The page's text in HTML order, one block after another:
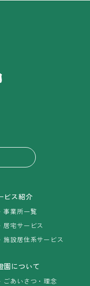
ビス紹介
事業所一覧
居宅サービス
施設居住系サービス
園について
ごあいさつ・理念